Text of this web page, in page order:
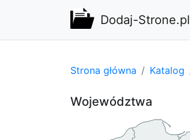
Dodaj-Strone.pl
Strona główna Katalog
Województwa